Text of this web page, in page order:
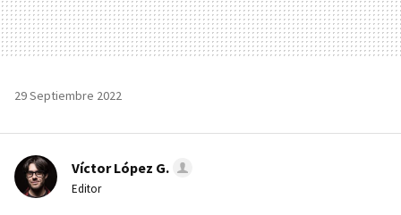
29 Septiembre 2022
Víctor López G.
Editor